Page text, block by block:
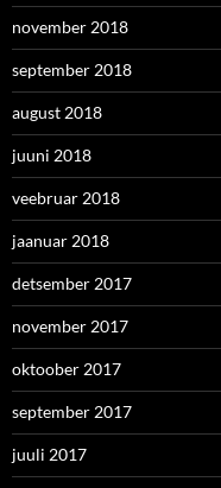
november 2018
september 2018
august 2018
juuni 2018
veebruar 2018
jaanuar 2018
detsember 2017
november 2017
oktoober 2017
september 2017
juuli 2017